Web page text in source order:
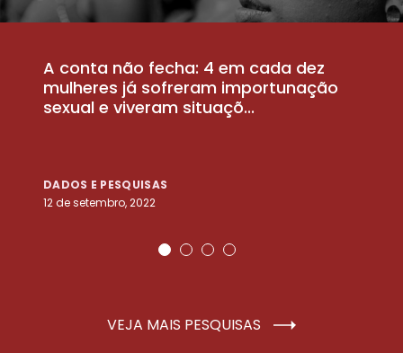
A conta não fecha: 4 em cada dez
mulheres já sofreram importunação
sexual e viveram situaçõ...
DADOS E PESQUISAS
12 de setembro, 2022
VEJA MAIS PESQUISAS